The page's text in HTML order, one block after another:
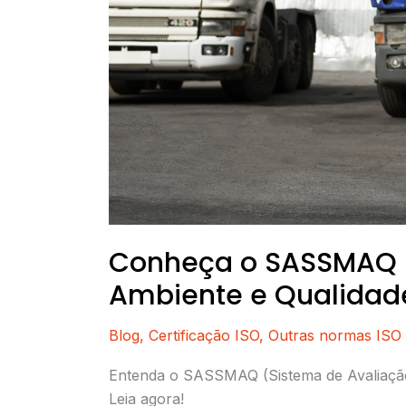
Conheça o
Ambiente e
Blog, Certificação ISO, Outras normas ISO
Entenda o SASSMAQ (Sistema de
Leia agora!